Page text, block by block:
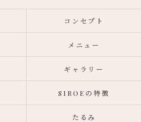
コンセプト
メニュー
ギャラリー
SIROEの特徴
たるみ